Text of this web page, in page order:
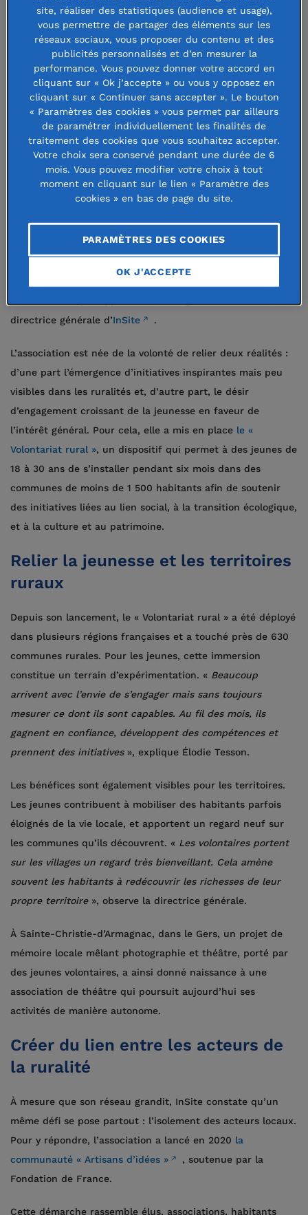
L’association développe également
des espaces de coopération et de
réflexion pour changer le regard porté
sur les ruralités. Durant 5 ans, elle a
fait partie du programme « Inventer
demain » de la Fondation de France
et est désormais soutenue par le
collectif Territoires d’engagement.
Nous défendons une ruralité dynamique, innovante,
solidaire et joyeuse. Dans les villages, des habitants, des
élus ou des associations inventent chaque jour des
directrice générale d’InSite .
L’association est née de la volonté de relier deux réalités :
d’une part l’émergence d’initiatives inspirantes mais peu
visibles dans les ruralités et, d’autre part, le désir
d’engagement croissant de la jeunesse en faveur de
l’intérêt général. Pour cela, elle a mis en place le «
Volontariat rural », un dispositif qui permet à des jeunes de
18 à 30 ans de s’installer pendant six mois dans des
communes de moins de 1 500 habitants afin de soutenir
des initiatives liées au lien social, à la transition écologique,
et à la culture et au patrimoine.
Relier la jeunesse et les territoires
ruraux
Depuis son lancement, le « Volontariat rural » a été déployé
dans plusieurs régions françaises et a touché près de 630
communes rurales. Pour les jeunes, cette immersion
constitue un terrain d’expérimentation. « Beaucoup
arrivent avec l’envie de s’engager mais sans toujours
mesurer ce dont ils sont capables. Au fil des mois, ils
gagnent en confiance, développent des compétences et
prennent des initiatives», explique Élodie Tesson.
Les bénéfices sont également visibles pour les territoires.
Les jeunes contribuent à mobiliser des habitants parfois
éloignés de la vie locale, et apportent un regard neuf sur
les communes qu’ils découvrent. « Les volontaires portent
sur les villages un regard très bienveillant. Cela amène
souvent les habitants à redécouvrir les richesses de leur
propre territoire», observe la directrice générale.
À Sainte-Christie-d’Armagnac, dans le Gers, un projet de
mémoire locale mêlant photographie et théâtre, porté par
des jeunes volontaires, a ainsi donné naissance à une
association de théâtre qui poursuit aujourd’hui ses
activités de manière autonome.
Créer du lien entre les acteurs de
la ruralité
À mesure que son réseau grandit, InSite constate qu’un
même défi se pose partout : l’isolement des acteurs locaux.
Pour y répondre, l’association a lancé en 2020 la
communauté « Artisans d’idées »
, soutenue par la
Fondation de France.
Cette démarche rassemble élus, associations, habitants
site, réaliser des statistiques (audience et usage),
vous permettre de partager des éléments sur les
réseaux sociaux, vous proposer du contenu et des
publicités personnalisés et d’en mesurer la
performance. Vous pouvez donner votre accord en
cliquant sur « Ok j’accepte » ou vous y opposez en
cliquant sur « Continuer sans accepter ». Le bouton
« Paramètres des cookies » vous permet par ailleurs
de paramétrer individuellement les finalités de
traitement des cookies que vous souhaitez accepter.
Votre choix sera conservé pendant une durée de 6
mois. Vous pouvez modifier votre choix à tout
moment en cliquant sur le lien « Paramètre des
cookies » en bas de page du site.
PARAMÈTRES DES COOKIES
OK J'ACCEPTE